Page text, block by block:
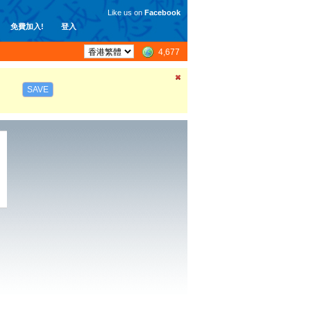
免費加入! 登入
Like us on Facebook
4,677
SAVE